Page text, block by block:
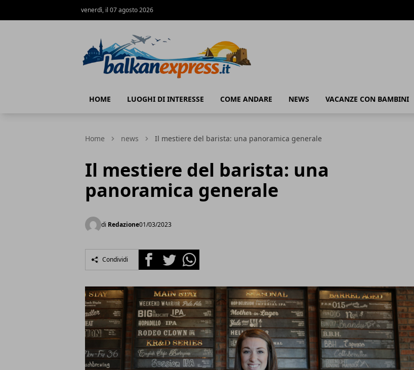
venerdì, il 07 agosto 2026
HOME LUOGHI DI INTERESSE COME ANDARE NEWS VACANZE CON BAMBINI
Home news Il mestiere del barista: una panoramica generale
Il mestiere del barista: una
panoramica generale
di Redazione01/03/2023
Condividi FacebookTwitterWhatsapp